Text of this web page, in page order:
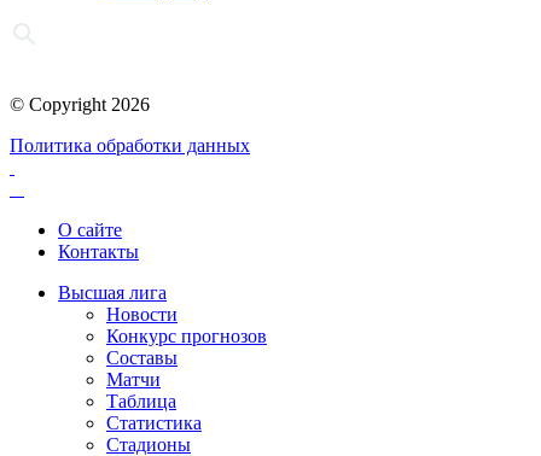
© Copyright 2026
Политика обработки данных
О сайте
Контакты
Высшая лига
Новости
Конкурс прогнозов
Составы
Матчи
Таблица
Статистика
Стадионы